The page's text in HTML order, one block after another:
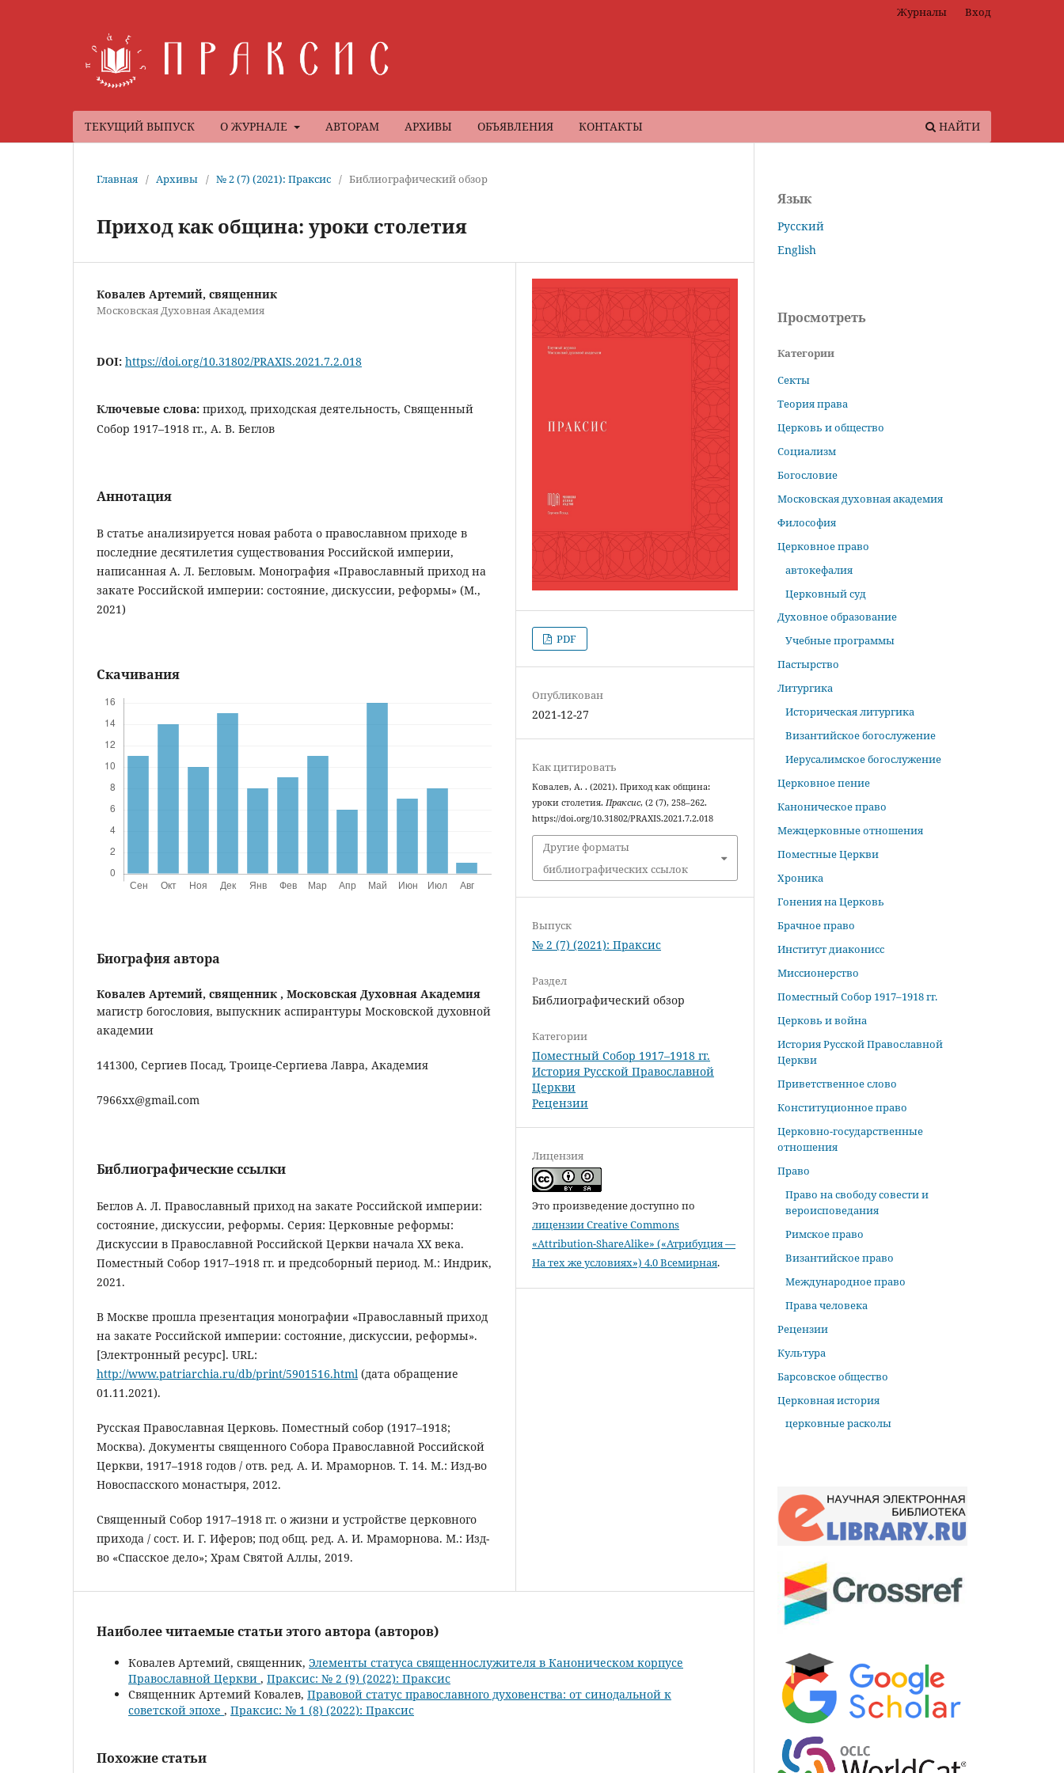
ТЕКУЩИЙ ВЫПУСК О ЖУРНАЛЕ АВТОРАМ АРХИВЫ ОБЪЯВЛЕНИЯ КОНТАКТЫ НАЙТИ
Журналы Вход
Главная / Архивы / № 2 (7) (2021): Праксис / Библиографический обзор
Приход как община: уроки столетия
Ковалев Артемий, священник
Московская Духовная Академия
DOI: https://doi.org/10.31802/PRAXIS.2021.7.2.018
Ключевые слова: приход, приходская деятельность, Священный
Собор 1917–1918 гг., А. В. Беглов
Аннотация
В статье анализируется новая работа о православном приходе в
последние десятилетия существования Российской империи,
написанная А. Л. Бегловым. Монография «Православный приход на
закате Российской империи: состояние, дискуссии, реформы» (М.,
2021)
Скачивания
Биография автора
Ковалев Артемий, священник , Московская Духовная Академия
магистр богословия, выпускник аспирантуры Московской духовной
академии
141300, Сергиев Посад, Троице-Сергиева Лавра, Академия
7966xx@gmail.com
Библиографические ссылки
Беглов А. Л. Православный приход на закате Российской империи:
состояние, дискуссии, реформы. Серия: Церковные реформы:
Дискуссии в Православной Российской Церкви начала XX века.
Поместный Собор 1917–1918 гг. и предсоборный период. М.: Индрик,
2021.
В Москве прошла презентация монографии «Православный приход
на закате Российской империи: состояние, дискуссии, реформы».
[Электронный ресурс]. URL:
http://www.patriarchia.ru/db/print/5901516.html (дата обращение
01.11.2021).
Русская Православная Церковь. Поместный собор (1917–1918;
Москва). Документы священного Собора Православной Российской
Церкви, 1917–1918 годов / отв. ред. А. И. Мраморнов. Т. 14. М.: Изд-во
Новоспасского монастыря, 2012.
Священный Собор 1917–1918 гг. о жизни и устройстве церковного
прихода / сост. И. Г. Иферов; под общ. ред. А. И. Мраморнова. М.: Изд-
во «Спасское дело»; Храм Святой Аллы, 2019.
PDF
Опубликован
2021-12-27
Как цитировать
Ковалев, А. . (2021). Приход как община:
уроки столетия.Праксис, (2 (7), 258–262.
https://doi.org/10.31802/PRAXIS.2021.7.2.018
Другие форматы
библиографических ссылок
Выпуск
№ 2 (7) (2021): Праксис
Раздел
Библиографический обзор
Категории
Поместный Собор 1917–1918 гг.
История Русской Православной
Церкви
Рецензии
Лицензия
Это произведение доступно по
лицензии Creative Commons
«Attribution-ShareAlike» («Атрибуция —
На тех же условиях») 4.0 Всемирная.
Наиболее читаемые статьи этого автора (авторов)
Ковалев Артемий, священник, Элементы статуса священнослужителя в Каноническом корпусе
Православной Церкви , Праксис: № 2 (9) (2022): Праксис
Священник Артемий Ковалев, Правовой статус православного духовенства: от синодальной к
советской эпохе , Праксис: № 1 (8) (2022): Праксис
Похожие статьи
Язык
Русский
English
Просмотреть
Категории
Секты
Теория права
Церковь и общество
Социализм
Богословие
Московская духовная академия
Философия
Церковное право
автокефалия
Церковный суд
Духовное образование
Учебные программы
Пастырство
Литургика
Историческая литургика
Византийское богослужение
Иерусалимское богослужение
Церковное пение
Каноническое право
Межцерковные отношения
Поместные Церкви
Хроника
Гонения на Церковь
Брачное право
Институт диаконисс
Миссионерство
Поместный Собор 1917–1918 гг.
Церковь и война
История Русской Православной
Церкви
Приветственное слово
Конституционное право
Церковно-государственные
отношения
Право
Право на свободу совести и
вероисповедания
Римское право
Византийское право
Международное право
Права человека
Рецензии
Культура
Барсовское общество
Церковная история
церковные расколы